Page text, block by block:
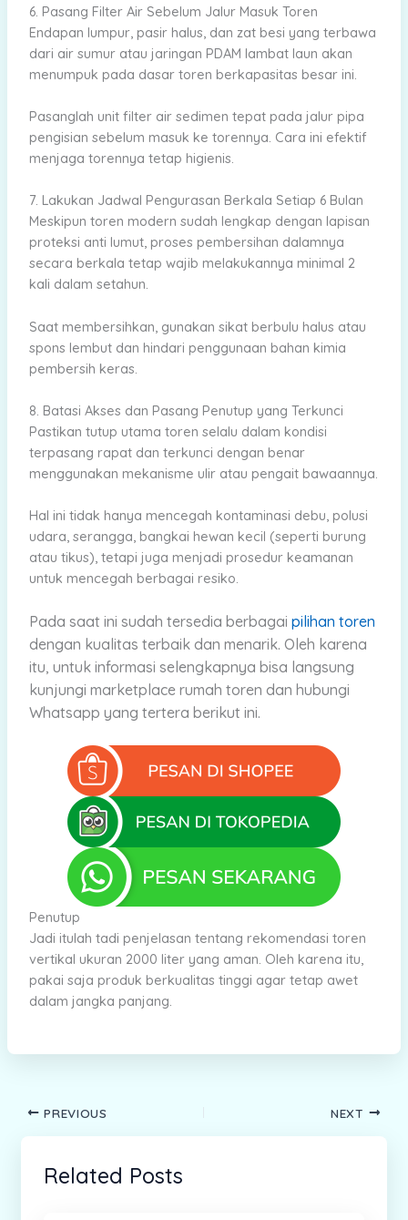
6. Pasang Filter Air Sebelum Jalur Masuk Toren
Endapan lumpur, pasir halus, dan zat besi yang terbawa
dari air sumur atau jaringan PDAM lambat laun akan
menumpuk pada dasar toren berkapasitas besar ini.
Pasanglah unit filter air sedimen tepat pada jalur pipa
pengisian sebelum masuk ke torennya. Cara ini efektif
menjaga torennya tetap higienis.
7. Lakukan Jadwal Pengurasan Berkala Setiap 6 Bulan
Meskipun toren modern sudah lengkap dengan lapisan
proteksi anti lumut, proses pembersihan dalamnya
secara berkala tetap wajib melakukannya minimal 2
kali dalam setahun.
Saat membersihkan, gunakan sikat berbulu halus atau
spons lembut dan hindari penggunaan bahan kimia
pembersih keras.
8. Batasi Akses dan Pasang Penutup yang Terkunci
Pastikan tutup utama toren selalu dalam kondisi
terpasang rapat dan terkunci dengan benar
menggunakan mekanisme ulir atau pengait bawaannya.
Hal ini tidak hanya mencegah kontaminasi debu, polusi
udara, serangga, bangkai hewan kecil (seperti burung
atau tikus), tetapi juga menjadi prosedur keamanan
untuk mencegah berbagai resiko.
Pada saat ini sudah tersedia berbagai pilihan toren
dengan kualitas terbaik dan menarik. Oleh karena
itu, untuk informasi selengkapnya bisa langsung
kunjungi marketplace rumah toren dan hubungi
Whatsapp yang tertera berikut ini.
Penutup
Jadi itulah tadi penjelasan tentang rekomendasi toren
vertikal ukuran 2000 liter yang aman. Oleh karena itu,
pakai saja produk berkualitas tinggi agar tetap awet
dalam jangka panjang.
PREVIOUS NEXT
Related Posts